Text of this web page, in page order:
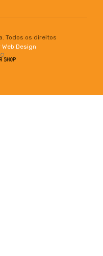
Todos os direitos
Web Design